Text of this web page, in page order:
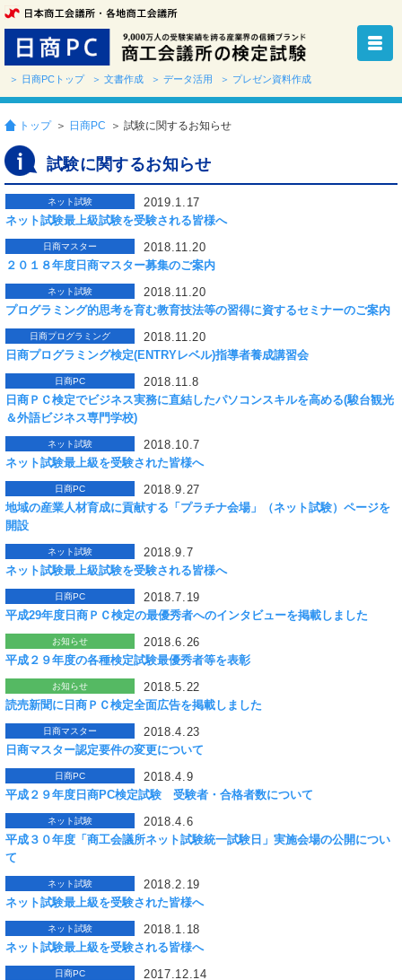
＞ 日商PCトップ ＞ 文書作成 ＞ データ活用 ＞ プレゼン資料作成
トップ ＞ 日商PC ＞ 試験に関するお知らせ
試験に関するお知らせ
ネット試験
2019.1.17
ネット試験最上級試験を受験される皆様へ
日商マスター
2018.11.20
２０１８年度日商マスター募集のご案内
ネット試験
2018.11.20
プログラミング的思考を育む教育技法等の習得に資するセミナーのご案内
日商プログラミング
2018.11.20
日商プログラミング検定(ENTRYレベル)指導者養成講習会
日商PC
2018.11.8
日商ＰＣ検定でビジネス実務に直結したパソコンスキルを高める(駿台観光
＆外語ビジネス専門学校)
ネット試験
2018.10.7
ネット試験最上級を受験された皆様へ
日商PC
2018.9.27
地域の産業人材育成に貢献する「プラチナ会場」（ネット試験）ページを
開設
ネット試験
2018.9.7
ネット試験最上級試験を受験される皆様へ
日商PC
2018.7.19
平成29年度日商ＰＣ検定の最優秀者へのインタビューを掲載しました
お知らせ
2018.6.26
平成２９年度の各種検定試験最優秀者等を表彰
お知らせ
2018.5.22
読売新聞に日商ＰＣ検定全面広告を掲載しました
日商マスター
2018.4.23
日商マスター認定要件の変更について
日商PC
2018.4.9
平成２９年度日商PC検定試験 受験者・合格者数について
ネット試験
2018.4.6
平成３０年度「商工会議所ネット試験統一試験日」実施会場の公開につい
て
ネット試験
2018.2.19
ネット試験最上級を受験された皆様へ
ネット試験
2018.1.18
ネット試験最上級を受験される皆様へ
日商PC
2017.12.14